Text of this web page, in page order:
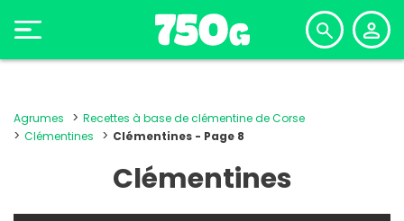
Agrumes
Recettes à base de clémentine de Corse
Clémentines
Clémentines - Page 8
Clémentines